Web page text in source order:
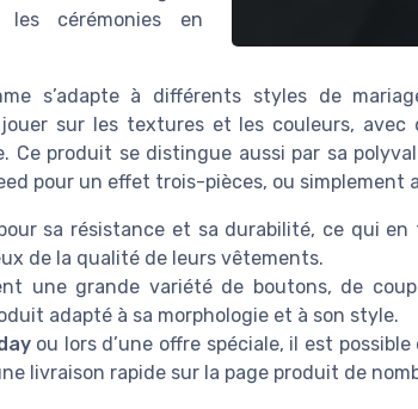
les cérémonies en
s’adapte à différents styles de
sur les textures et les couleurs, avec
Ce produit se distingue aussi par sa
pour un effet trois-pièces, ou simplement
sa résistance et sa durabilité, ce qui
de la qualité de leurs vêtements.
une grande variété de boutons, de
adapté à sa morphologie et à son style.
ou lors d’une offre spéciale, il est
livraison rapide sur la page produit de